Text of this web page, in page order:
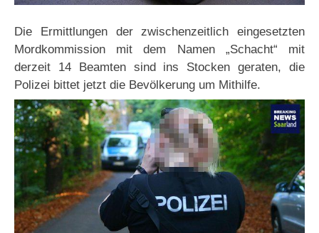
Die Ermittlungen der zwischenzeitlich eingesetzten
Mordkommission mit dem Namen „Schacht“ mit
derzeit 14 Beamten sind ins Stocken geraten, die
Polizei bittet jetzt die Bevölkerung um Mithilfe.